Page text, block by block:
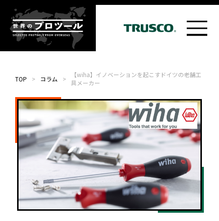
TOP > コラム >
【wiha】イノベーションを起こすドイツの老舗工
具メーカー